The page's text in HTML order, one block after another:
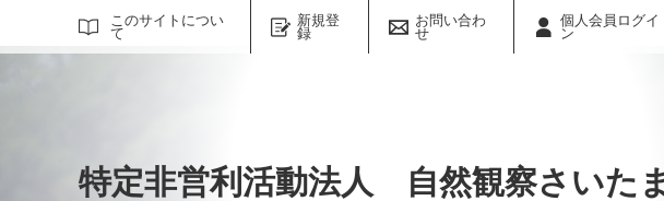
このサイトについ
て
新規登
録
お問い合わ
せ
個人会員ログイ
ン
サイト内検索
特定非営利活動法人 自然観察さいた